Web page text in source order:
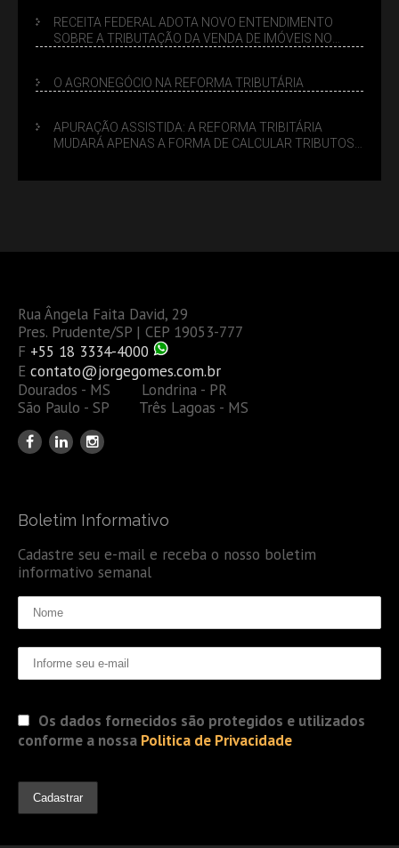
RECEITA FEDERAL ADOTA NOVO ENTENDIMENTO
SOBRE A TRIBUTAÇÃO DA VENDA DE IMÓVEIS NO
O AGRONEGÓCIO NA REFORMA TRIBUTÁRIA
APURAÇÃO ASSISTIDA: A REFORMA TRIBITÁRIA
MUDARÁ APENAS A FORMA DE CALCULAR TRIBUTOS
Rua Ângela Faita David, 29
Pres. Prudente/SP | CEP 19053-777
F +55 18 3334-4000
E contato@jorgegomes.com.br
Dourados - MS Londrina - PR
São Paulo - SP Três Lagoas - MS
Boletim Informativo
Cadastre seu e-mail e receba o nosso boletim
informativo semanal
Os dados fornecidos são protegidos e utilizados
conforme a nossa Politica de Privacidade